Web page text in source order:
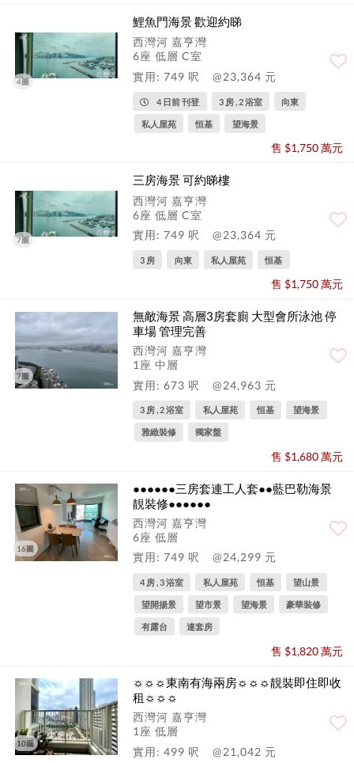
4圖
鯉魚門海景 歡迎約睇
西灣河 嘉亨灣
6座 低層 C室
實用: 749 呎
@23,364 元
4 日前 刊登 3 房 , 2 浴室 向東
私人屋苑 恒基 望海景
售 $1,750 萬元
7圖
三房海景 可約睇樓
西灣河 嘉亨灣
6座 低層 C室
實用: 749 呎
@23,364 元
3 房 向東 私人屋苑 恒基
售 $1,750 萬元
7圖
無敵海景 高層3房套廁 大型會所泳池 停
車場 管理完善
西灣河 嘉亨灣
1座 中層
實用: 673 呎
@24,963 元
3 房 , 2 浴室 私人屋苑 恒基 望海景
雅緻裝修 獨家盤
售 $1,680 萬元
16圖
●●●●●●三房套連工人套●●藍巴勒海景
靚裝修●●●●●●
西灣河 嘉亨灣
6座 低層
實用: 749 呎
@24,299 元
4 房 , 3 浴室 私人屋苑 恒基 望山景
望開揚景 望市景 望海景 豪華裝修
有露台 連套房
售 $1,820 萬元
10圖
☼☼☼東南有海兩房☼☼☼靚裝即住即收
租☼☼☼
西灣河 嘉亨灣
1座 低層
實用: 499 呎
@21,042 元